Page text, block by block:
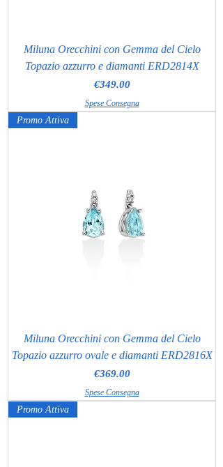
Miluna Orecchini con Gemma del Cielo
Topazio azzurro e diamanti ERD2814X
Price
€349.00
Spese Consegna
Promo Attiva
Miluna Orecchini con Gemma del Cielo
Topazio azzurro ovale e diamanti ERD2816X
Price
€369.00
Spese Consegna
Promo Attiva